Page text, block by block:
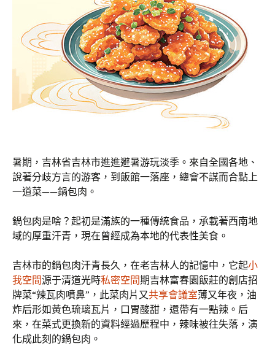
暑期，吉林省吉林市進進避暑游玩淡季。來自全國各地、
說著分歧方言的游客，到飯館一落座，總會不謀而合點上
一道菜——鍋包肉。
鍋包肉是啥？起初是滿族的一種傳統食品，承載著西南地
域的厚重汗青，現在曾經成為本地的代表性美食。
吉林市的鍋包肉汗青長久，在老吉林人的記憶中，它起小
我空間源于清道光時私密空間期吉林富春園飯莊的創店招
牌菜“辣瓦肉噴鼻”，此菜肉片又共享會議室薄又年夜，油
炸后形如黃色琉璃瓦片，口胃酸甜，還帶有一點辣。后
來，在菜式更換新的資料經過歷程中，辣味被往失落，演
化成此刻的鍋包肉。